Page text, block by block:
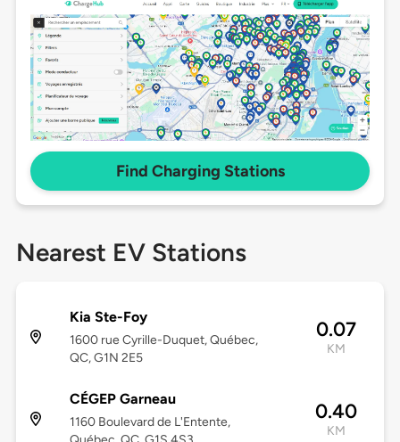
Find Charging Stations
Nearest EV Stations
Kia Ste-Foy
1600 rue Cyrille-Duquet, Québec,
QC, G1N 2E5
0.07
KM
CÉGEP Garneau
1160 Boulevard de L'Entente,
0.40
KM